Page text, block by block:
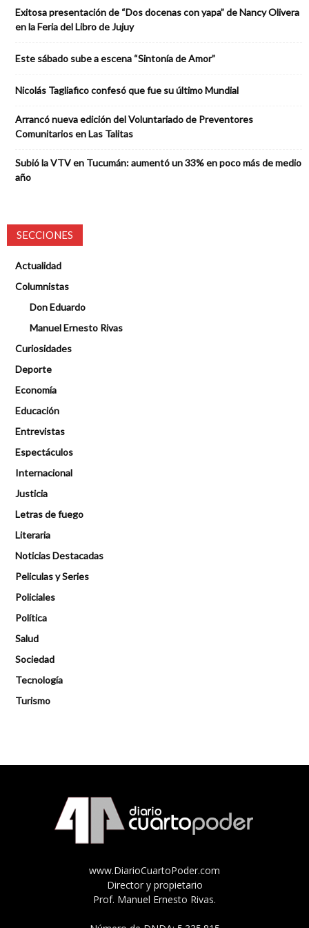
Exitosa presentación de “Dos docenas con yapa” de Nancy Olivera
en la Feria del Libro de Jujuy
Este sábado sube a escena “Sintonía de Amor”
Nicolás Tagliafico confesó que fue su último Mundial
Arrancó nueva edición del Voluntariado de Preventores
Comunitarios en Las Talitas
Subió la VTV en Tucumán: aumentó un 33% en poco más de medio
año
SECCIONES
Actualidad
Columnistas
Don Eduardo
Manuel Ernesto Rivas
Curiosidades
Deporte
Economía
Educación
Entrevistas
Espectáculos
Internacional
Justicia
Letras de fuego
Literaria
Noticias Destacadas
Peliculas y Series
Policiales
Política
Salud
Sociedad
Tecnología
Turismo
www.DiarioCuartoPoder.com
Director y propietario
Prof. Manuel Ernesto Rivas.